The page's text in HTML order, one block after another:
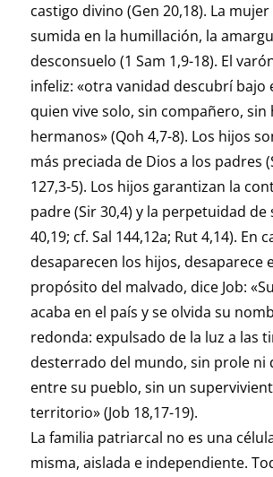
castigo divino (Gen 20,18). La
sumida en la humillación, la
desconsuelo (1 Sam 1,9-18). El
infeliz: «otra vanidad descubrí bajo
quien vive solo, sin compañero, sin
hermanos» (Qoh 4,7-8). Los hijos
más preciada de Dios a los padres
127,3-5). Los hijos garantizan la
padre (Sir 30,4) y la perpetuidad
40,19; cf. Sal 144,12a; Rut 4,14). En
desaparecen los hijos, desaparece
propósito del malvado, dice Job:
acaba en el país y se olvida su
redonda: expulsado de la luz a las
desterrado del mundo, sin prole ni
entre su pueblo, sin un
territorio» (Job 18,17-19).
La familia patriarcal no es una
misma, aislada e independiente.